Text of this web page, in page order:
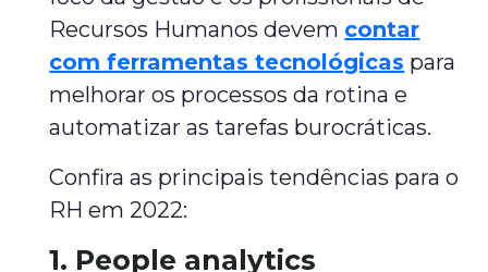
Recursos Humanos devem contar
com ferramentas tecnológicas para
melhorar os processos da rotina e
automatizar as tarefas burocráticas.
Confira as principais tendências para o
RH em 2022:
1. People analytics